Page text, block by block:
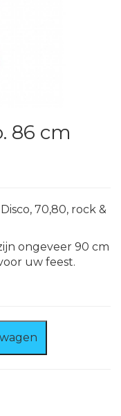
86 cm
70,80, rock &
ongeveer 90 cm
uw feest.